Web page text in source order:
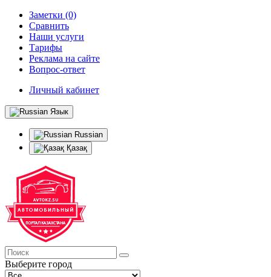
Заметки (0)
Сравнить
Наши услуги
Тарифы
Реклама на сайте
Вопрос-ответ
Личный кабинет
Язык
Russian
Қазақ
Выберите город